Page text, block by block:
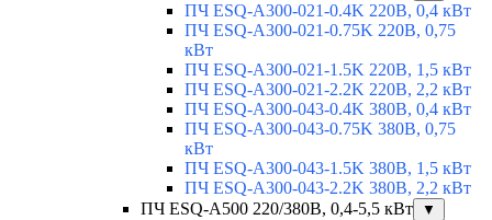
ПЧ ESQ-A300-021-0.4K 220В, 0,4 кВт
ПЧ ESQ-A300-021-0.75K 220В, 0,75
кВт
ПЧ ESQ-A300-021-1.5K 220В, 1,5 кВт
ПЧ ESQ-A300-021-2.2K 220В, 2,2 кВт
ПЧ ESQ-A300-043-0.4K 380В, 0,4 кВт
ПЧ ESQ-A300-043-0.75K 380В, 0,75
кВт
ПЧ ESQ-A300-043-1.5K 380В, 1,5 кВт
ПЧ ESQ-A300-043-2.2K 380В, 2,2 кВт
ПЧ ESQ-A500 220/380В, 0,4-5,5 кВт
▼